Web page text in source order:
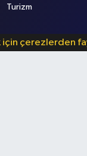
Turizm
için çerezlerden